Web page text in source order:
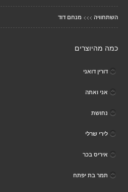
השתחוויה >>> מנחם דוד
כמה מהיוצרים
דורין דואני
אני ואתה
נחושת
לירי שרלי
איריס בכר
תמר בת יפתח